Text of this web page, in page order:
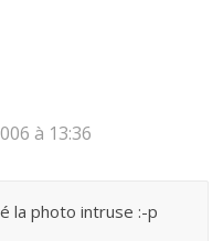
à 13:36
la photo intruse :-p